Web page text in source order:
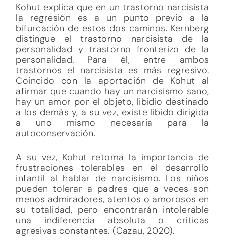
Kohut explica que en un trastorno narcisista
la regresión es a un punto previo a la
bifurcación de estos dos caminos. Kernberg
distingue el trastorno narcisista de la
personalidad y trastorno fronterizo de la
personalidad. Para él, entre ambos
trastornos el narcisista es más regresivo.
Coincido con la aportación de Kohut al
afirmar que cuando hay un narcisismo sano,
hay un amor por el objeto, libidio destinado
a los demás y, a su vez, existe libido dirigida
a uno mismo necesaria para la
autoconservación.
A su vez, Kohut retoma la importancia de
frustraciones tolerables en el desarrollo
infantil al hablar de narcisismo. Los niños
pueden tolerar a padres que a veces son
menos admiradores, atentos o amorosos en
su totalidad, pero encontrarán intolerable
una indiferencia absoluta o críticas
agresivas constantes. (Cazau, 2020).